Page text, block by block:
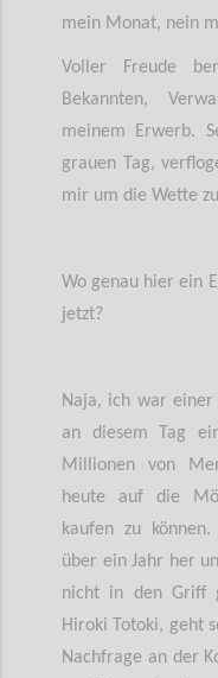
mein Monat, nein
Voller Freude
Bekannten,
meinem Erwerb.
grauen Tag,
mir um die Wette
Wo genau hier ein
jetzt?
Naja, ich war
an diesem Tag
Millionen von
heute auf die
kaufen zu
über ein Jahr her
nicht in den Griff
Hiroki Totoki, geht
Nachfrage an der